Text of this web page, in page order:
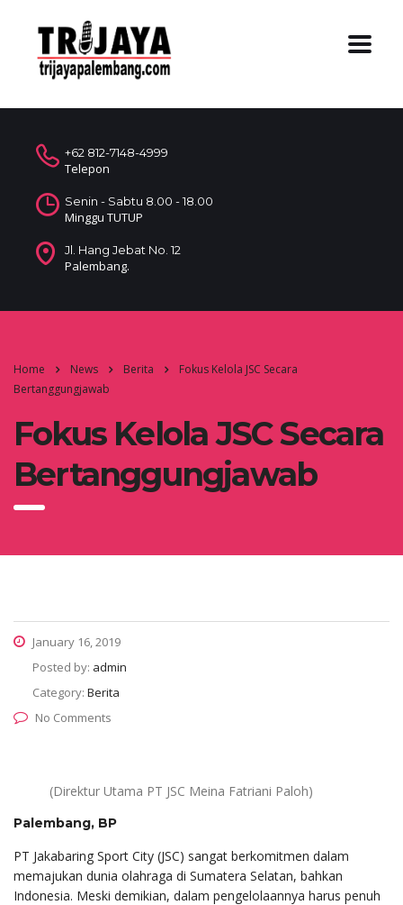
+62 812-7148-4999
Telepon
Senin - Sabtu 8.00 - 18.00
Minggu TUTUP
Jl. Hang Jebat No. 12
Palembang.
Home News Berita
Fokus Kelola JSC Secara
Bertanggungjawab
Fokus Kelola JSC Secara
Bertanggungjawab
January 16, 2019
Posted by: admin
Category: Berita
No Comments
(Direktur Utama PT JSC Meina Fatriani Paloh)
Palembang, BP
PT Jakabaring Sport City (JSC) sangat berkomitmen dalam
memajukan dunia olahraga di Sumatera Selatan, bahkan
Indonesia. Meski demikian, dalam pengelolaannya harus penuh